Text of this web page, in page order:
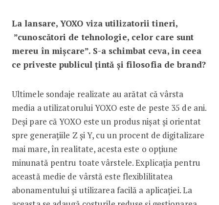
La lansare, YOXO viza utilizatorii tineri,
”cunoscători de tehnologie, celor care sunt
mereu în mișcare”. S-a schimbat ceva, in ceea
ce priveste publicul țintă și filosofia de brand?
Ultimele sondaje realizate au arătat că vârsta
media a utilizatorului YOXO este de peste 35 de ani.
Deși pare că YOXO este un produs nișat și orientat
spre generațiile Z și Y, cu un procent de digitalizare
mai mare, în realitate, acesta este o opțiune
minunată pentru toate vârstele. Explicația pentru
această medie de vârstă este flexiblilitatea
abonamentului și utilizarea facilă a aplicației. La